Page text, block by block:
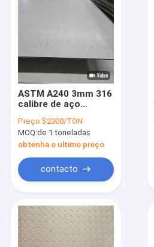
ASTM A240 3mm 316
calibre de aço
1/8 26 12ga X 24" X
144"
Preço:$2300/TON
MOQ:de 1 toneladas
obtenha o ultimo preço
contacto